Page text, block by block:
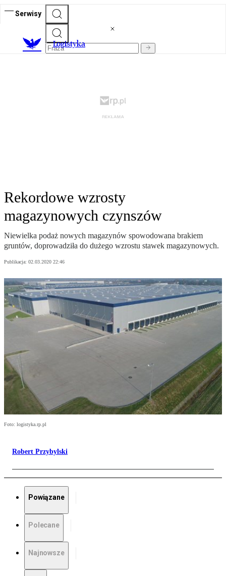
Serwisy
Logistyka
Rekordowe wzrosty
magazynowych czynszów
Niewielka podaż nowych magazynów spowodowana brakiem
gruntów, doprowadziła do dużego wzrostu stawek magazynowych.
Publikacja: 02.03.2020 22:46
Foto: logistyka.rp.pl
Robert Przybylski
Powiązane
Polecane
Najnowsze